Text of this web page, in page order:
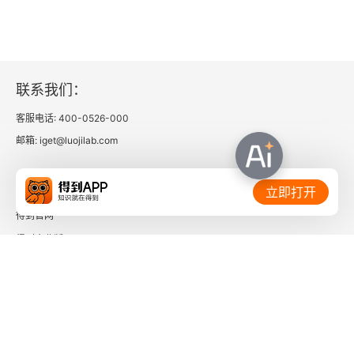
Qwen-2模型
3.5.2 推理部署实战
3.5.3 在线测试实战
3.6 基于DeepSeek-R1系列模型实战
联系我们：
客服电话: 400-0526-000
邮箱: iget@luojilab.com
相关链接：
得到官网
立即打开